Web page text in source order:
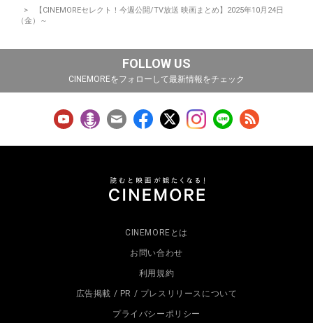
【CINEMOREセレクト！今週公開/TV放送 映画まとめ】2025年10月24日
（金）～
FOLLOW US
CINEMOREをフォローして最新情報をチェック
CINEMOREとは
お問い合わせ
利用規約
広告掲載 / PR / プレスリリースについて
プライバシーポリシー